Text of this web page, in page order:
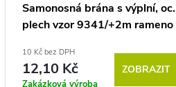
Samonosná brána s výplní, oc.
plech vzor 9341/+2m rameno
10 Kč bez DPH
12,10 Kč
Zakázková výroba
ZOBRAZIT